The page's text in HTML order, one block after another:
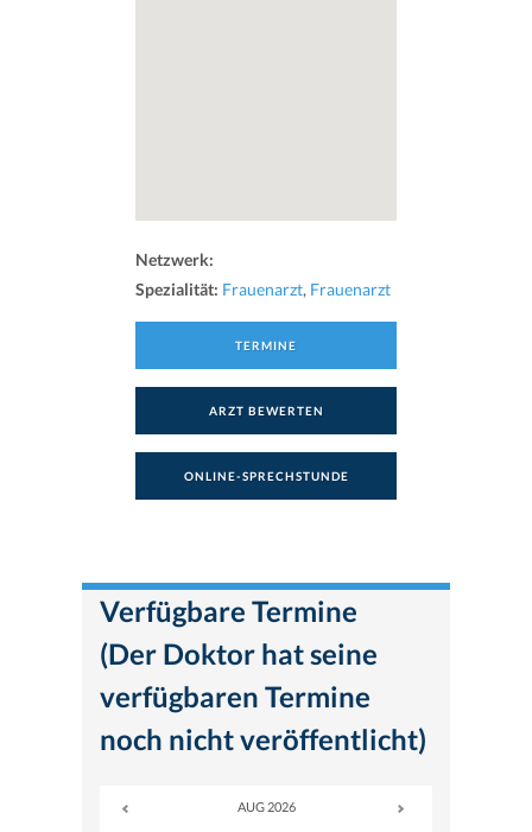
Netzwerk:
Spezialität: Frauenarzt, Frauenarzt
TERMINE
ARZT BEWERTEN
ONLINE-SPRECHSTUNDE
Verfügbare Termine
(Der Doktor hat seine
verfügbaren Termine
noch nicht veröffentlicht)
AUG 2026